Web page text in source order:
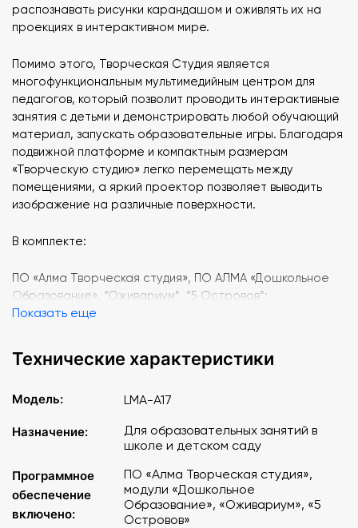
распознавать рисунки карандашом и оживлять их на
проекциях в интерактивном мире.
Помимо этого, Творческая Студия является
многофункциональным мультимедийным центром для
педагогов, который позволит проводить интерактивные
занятия с детьми и демонстрировать любой обучающий
материал, запускать образовательные игры. Благодаря
подвижной платформе и компактным размерам
«Творческую студию» легко перемещать между
помещениями, а яркий проектор позволяет выводить
изображение на различные поверхности.
В комплекте:
ПО «Алма Творческая студия», ПО АЛМА «Дошкольное
Образование», “Оживариум”, “5 Островов”;
Проектор;
Клавиатура и мышь;
Карандаши цветные;
Показать еще
Технические характеристики
Модель: LMA-A17
Назначение:
Для образовательных занятий в
школе и детском саду
Программное
обеспечение
включено:
ПО «Алма Творческая студия»,
модули «Дошкольное
Образование», «Оживариум», «5
Островов»